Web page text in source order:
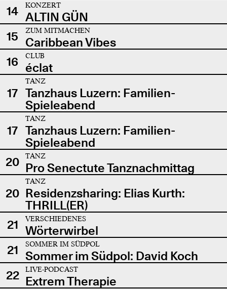
14
KONZERT
ALTIN GÜN
15
ZUM MITMACHEN
Caribbean Vibes
16
CLUB
éclat
17
TANZ
Tanzhaus Luzern: Familien-
Spieleabend
17
TANZ
Tanzhaus Luzern: Familien-
Spieleabend
20
TANZ
Pro Senectute Tanznachmittag
20
TANZ
Residenzsharing: Elias Kurth:
THRILL(ER)
21
VERSCHIEDENES
Wörterwirbel
21
SOMMER IM SÜDPOL
Sommer im Südpol: David Koch
22
LIVE-PODCAST
Extrem Therapie